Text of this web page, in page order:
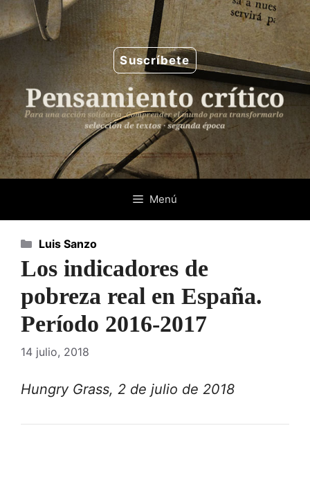
Saltar
al
contenido
Suscríbete
Menú
Los indicadores de
pobreza real en España.
Período 2016-2017
14 julio, 2018
Hungry Grass, 2 de julio de 2018
Categorías
Luis Sanzo